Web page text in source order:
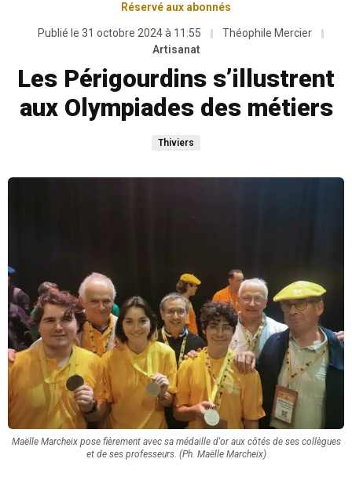
Réservé aux abonnés
Publié le 31 octobre 2024 à 11:55
Théophile Mercier
Artisanat
Les Périgourdins s’illustrent
aux Olympiades des métiers
Thiviers
Maëlle Marcheix pose fièrement avec sa médaille d'or aux côtés de ses collègues
et de ses professeurs. (Ph. Maëlle Marcheix)